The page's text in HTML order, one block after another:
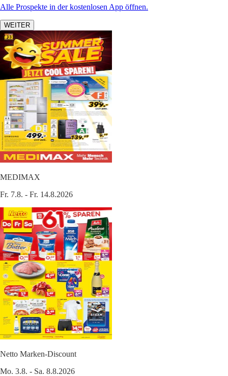
Alle Prospekte in der kostenlosen App öffnen.
WEITER
MEDIMAX
Fr. 7.8. - Fr. 14.8.2026
Netto Marken-Discount
Mo. 3.8. - Sa. 8.8.2026